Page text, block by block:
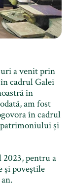
a venit prin
cadrul Galei
în
am fost
în cadrul
și
pentru a
și poveștile